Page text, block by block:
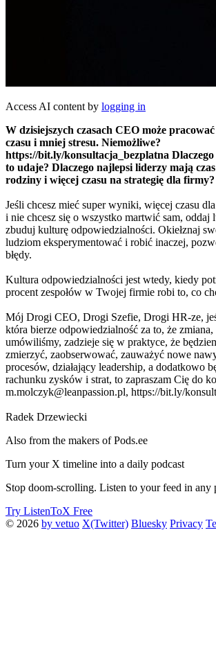
Access AI content by logging in
W dzisiejszych czasach CEO może
czasu i mniej stresu. Niemożliwe?
https://bit.ly/konsultacja_bezplatna
to udaje? Dlaczego najlepsi liderzy mają
rodziny i więcej czasu na strategię dla firmy?
Jeśli chcesz mieć super wyniki, więcej czasu
i nie chcesz się o wszystko martwić sam, oddaj
zbuduj kulturę odpowiedzialności. Okiełznaj
ludziom eksperymentować i robić inaczej,
błędy.
Kultura odpowiedzialności jest wtedy, kiedy
procent zespołów w Twojej firmie robi to, co
Mój Drogi CEO, Drogi Szefie, Drogi HR-ze,
która bierze odpowiedzialność za to, że zmiana,
umówiliśmy, zadzieje się w praktyce, że
zmierzyć, zaobserwować, zauważyć nowe
procesów, działający leadership, a dodatkowo
rachunku zysków i strat, to zapraszam Cię do
m.molczyk@leanpassion.pl, https://bit.ly/
Radek Drzewiecki
Also from the makers of Pods.ee
Turn your X timeline into a daily podcast
Stop doom-scrolling. Listen to your feed in any
Try ListenToX Free
© 2026 by vetuo X(Twitter) Bluesky Privacy